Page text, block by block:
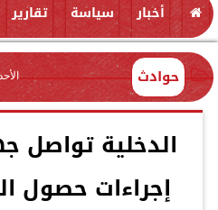
أخبار سياسة تقارير
حوادث الأحد، 25
الدخلية تواصل
إجراءات حصول